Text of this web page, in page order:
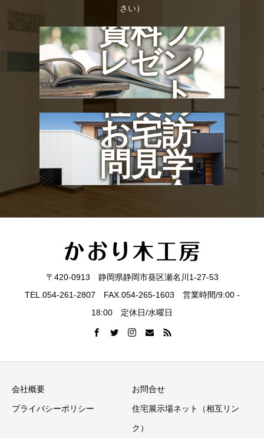
さい）
資料プ
レゼン
ト
社長の
お宅訪
問見学
会
〒420-0913 静岡県静岡市葵区瀬名川1-27-53
TEL.054-261-2807 FAX.054-265-1603 営業時間/9:00 -
18:00 定休日/水曜日
会社概要 お問合せ
プライバシーポリシー 住宅展示場ネット（相互リン
ク）